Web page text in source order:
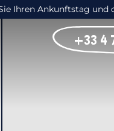
Ihren Ankunftstag und
+33 4